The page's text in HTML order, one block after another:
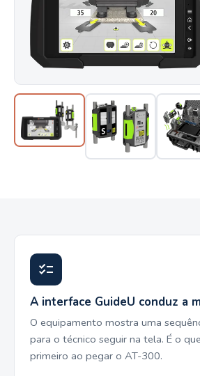
A interface GuideU conduz a
O equipamento mostra uma
para o técnico seguir na tela. É o
primeiro ao pegar o AT-300.